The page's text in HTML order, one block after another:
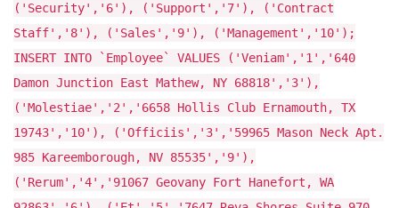
('Security','6'), ('Support','7'), ('Contract
Staff','8'), ('Sales','9'), ('Management','10');
INSERT INTO `Employee` VALUES ('Veniam','1','640
Damon Junction East Mathew, NY 68818','3'),
('Molestiae','2','6658 Hollis Club Ernamouth, TX
19743','10'), ('Officiis','3','59965 Mason Neck Apt.
985 Kareemborough, NV 85535','9'),
('Rerum','4','91067 Geovany Fort Hanefort, WA